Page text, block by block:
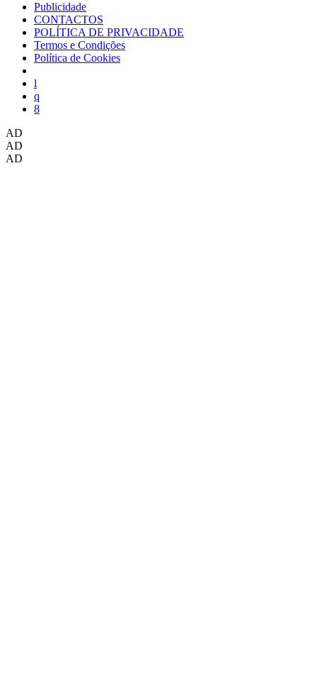
Publicidade
CONTACTOS
POLÍTICA DE PRIVACIDADE
Termos e Condições
Política de Cookies
AD
AD
AD